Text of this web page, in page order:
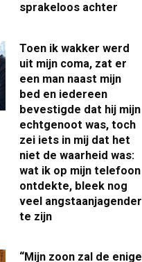
sprakeloos achter
Toen ik wakker werd
uit mijn coma, zat er
een man naast mijn
bed en iedereen
bevestigde dat hij mijn
echtgenoot was, toch
zei iets in mij dat het
niet de waarheid was:
wat ik op mijn telefoon
ontdekte, bleek nog
veel angstaanjagender
te zijn
“Mijn zoon zal de enige